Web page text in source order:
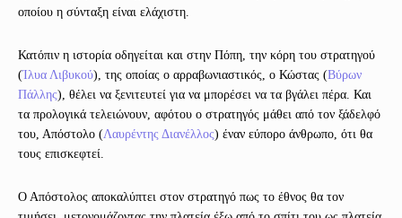
οποίου η σύνταξη είναι ελάχιστη.
Κατόπιν η ιστορία οδηγείται και στην Πόπη, την κόρη του στρατηγού
(Ίλυα Λιβυκού), της οποίας ο αρραβωνιαστικός, ο Κώστας (Βύρων
Πάλλης), θέλει να ξενιτευτεί για να μπορέσει να τα βγάλει πέρα. Και
τα προλογικά τελειώνουν, αφότου ο στρατηγός μάθει από τον ξάδελφό
του, Απόστολο (Λαυρέντης Διανέλλος) έναν εύπορο άνθρωπο, ότι θα
τους επισκεφτεί.
Ο Απόστολος αποκαλύπτει στον στρατηγό πως το έθνος θα τον